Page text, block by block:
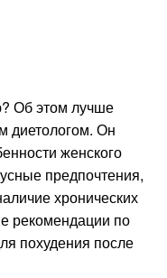
Об этом лучше
диетологом. Он
женского
предпочтения,
хронических
рекомендации по
похудения после